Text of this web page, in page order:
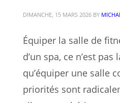
DIMANCHE, 15 MARS 2026 BY
Équiper la salle de
d’un spa, ce n’est
qu’équiper une salle
priorités sont